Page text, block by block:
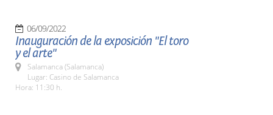
06/09/2022
Inauguración de la exposición "El toro
y el arte"
Salamanca (Salamanca)
Lugar: Casino de Salamanca
Hora: 11:30 h.